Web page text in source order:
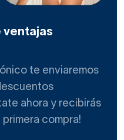
. Con tan solo tres perfiles
de su serie
Glassinox con sus
: desde las medidas a los
ventajas
te enviaremos
ahora y recibirás
compra!